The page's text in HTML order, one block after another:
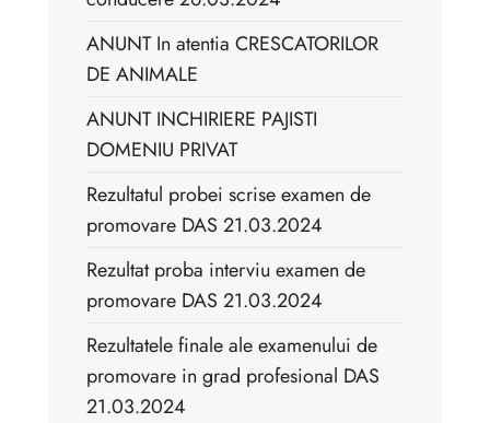
ANUNT In atentia CRESCATORILOR
DE ANIMALE
ANUNT INCHIRIERE PAJISTI
DOMENIU PRIVAT
Rezultatul probei scrise examen de
promovare DAS 21.03.2024
Rezultat proba interviu examen de
promovare DAS 21.03.2024
Rezultatele finale ale examenului de
promovare in grad profesional DAS
21.03.2024